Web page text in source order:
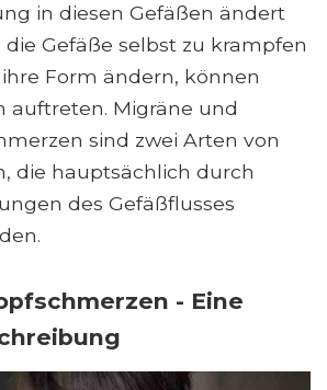
in diesen Gefäßen ändert
Gefäße selbst zu krampfen
Form ändern, können
auftreten. Migräne und
sind zwei Arten von
die hauptsächlich durch
des Gefäßflusses
- Eine